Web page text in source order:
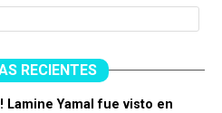
RECIENTES
Lamine Yamal fue visto en